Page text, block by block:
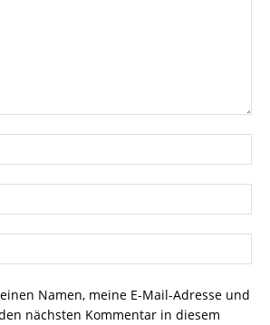
Namen, meine E-Mail-Adresse und
nächsten Kommentar in diesem